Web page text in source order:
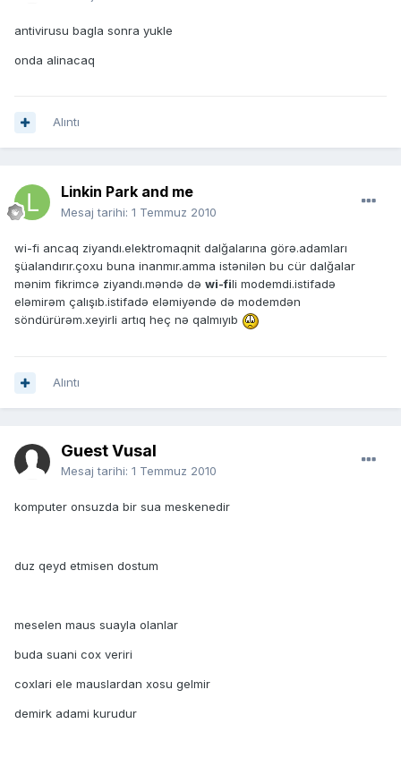
antivirusu bagla sonra yukle
onda alinacaq
Alıntı
Linkin Park and me
Mesaj tarihi: 1 Temmuz 2010
wi-fi ancaq ziyandı.elektromaqnit dalğalarına görə.adamları
şüalandırır.çoxu buna inanmır.amma istənilən bu cür dalğalar
mənim fikrimcə ziyandı.məndə də wi-fili modemdi.istifadə
eləmirəm çalışıb.istifadə eləmiyəndə də modemdən
söndürürəm.xeyirli artıq heç nə qalmıyıb
Alıntı
Guest Vusal
Mesaj tarihi: 1 Temmuz 2010
komputer onsuzda bir sua meskenedir
duz qeyd etmisen dostum
meselen maus suayla olanlar
buda suani cox veriri
coxlari ele mauslardan xosu gelmir
demirk adami kurudur